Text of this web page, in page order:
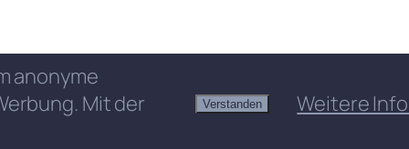
anonyme
Mit der
Verstanden Weitere